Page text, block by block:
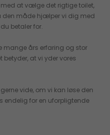
at vælge det rigtige toilet,
den måde hjælper vi dig med
betaler for.
mange års erfaring og stor
at vi yder vores
vide, om vi kan løse den
endelig for en uforpligtende